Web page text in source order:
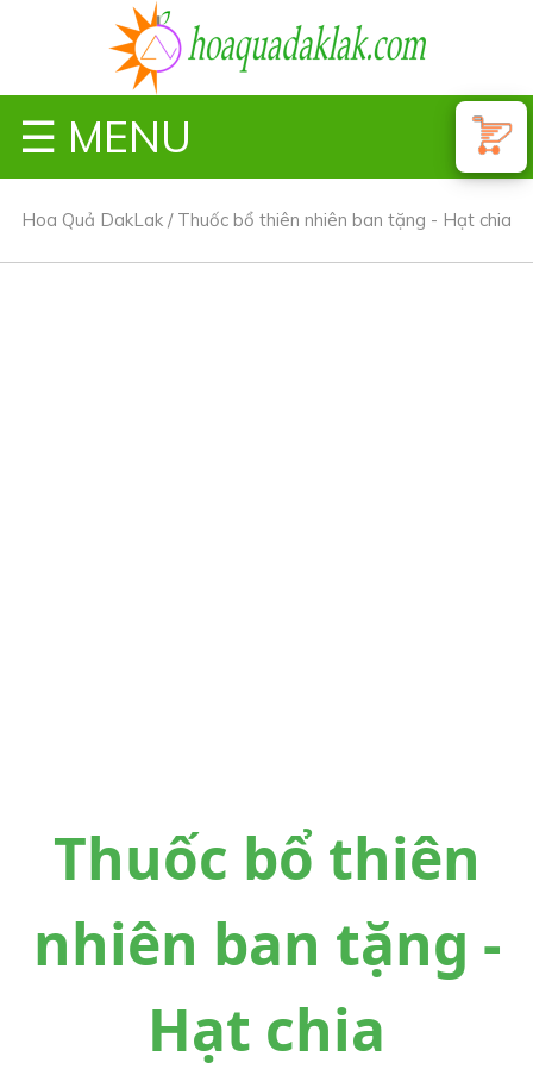
☰ MENU
Hoa Quả DakLak / Thuốc bổ thiên nhiên ban tặng - Hạt chia
Thuốc bổ thiên
nhiên ban tặng -
Hạt chia